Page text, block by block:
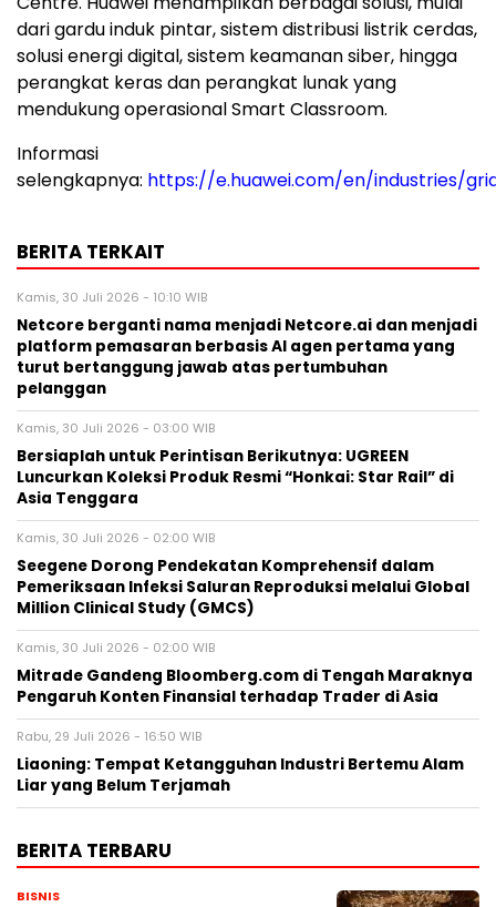
dari gardu induk pintar, sistem distribusi listrik cerdas,
solusi energi digital, sistem keamanan siber, hingga
perangkat keras dan perangkat lunak yang
mendukung operasional Smart Classroom.
Informasi
selengkapnya: https://e.huawei.com/en/industries/
BERITA TERKAIT
Kamis, 30 Juli 2026 - 10:10 WIB
Netcore berganti nama menjadi Netcore.ai dan menjadi
platform pemasaran berbasis AI agen pertama yang
turut bertanggung jawab atas pertumbuhan
pelanggan
Kamis, 30 Juli 2026 - 03:00 WIB
Bersiaplah untuk Perintisan Berikutnya: UGREEN
Luncurkan Koleksi Produk Resmi “Honkai: Star Rail” di
Asia Tenggara
Kamis, 30 Juli 2026 - 02:00 WIB
Seegene Dorong Pendekatan Komprehensif dalam
Pemeriksaan Infeksi Saluran Reproduksi melalui Global
Million Clinical Study (GMCS)
Kamis, 30 Juli 2026 - 02:00 WIB
Mitrade Gandeng Bloomberg.com di Tengah Maraknya
Pengaruh Konten Finansial terhadap Trader di Asia
Rabu, 29 Juli 2026 - 16:50 WIB
Liaoning: Tempat Ketangguhan Industri Bertemu Alam
Liar yang Belum Terjamah
BERITA TERBARU
BISNIS